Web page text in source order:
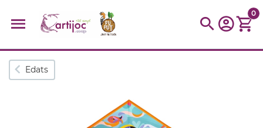
Cerques populars
tinkering
0
Edats